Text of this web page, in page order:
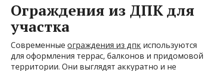
Ограждения из ДПК для
участка
Современныеограждения из дпк используются
для оформления террас, балконов и придомовой
территории. Они выглядят аккуратно и не